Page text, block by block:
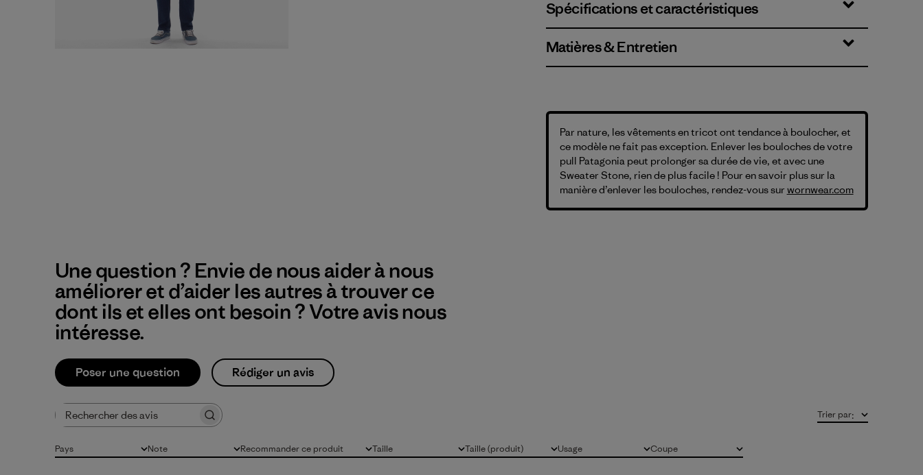
Spécifications et caractéristiques
Matières & Entretien
Par nature, les vêtements en tricot ont tendance à boulocher, et
ce modèle ne fait pas exception. Enlever les bouloches de votre
pull Patagonia peut prolonger sa durée de vie, et avec une
Sweater Stone, rien de plus facile ! Pour en savoir plus sur la
manière d’enlever les bouloches, rendez-vous sur wornwear.com
Une question ? Envie de nous aider à nous
améliorer et d’aider les autres à trouver ce
dont ils et elles ont besoin ? Votre avis nous
intéresse.
Poser une question Rédiger un avis
Rechercher des avis
Note
Toutes les évaluations
Pays
Tous Recommander ce produit
Tous Taille
Tous Taille (produit)
Tous Usage
Tous Coupe
Tous
Trier par: